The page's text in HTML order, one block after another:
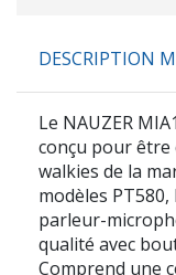
DESCRIPTION
Le NAUZER
conçu pour être
walkies de la
modèles PT580,
parleur-
qualité avec
Comprend une